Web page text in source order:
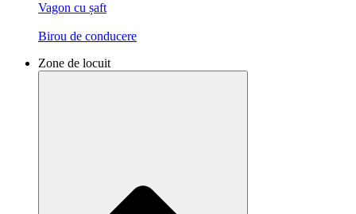
Vagon cu șaft
Birou de conducere
Zone de locuit